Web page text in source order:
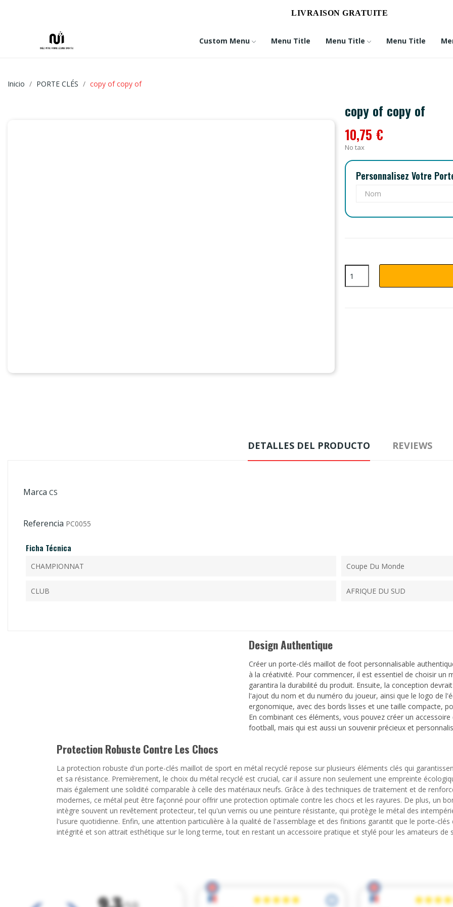
LIVRAISON GRATUITE
Custom Menu Menu Title Menu Title Menu Title
Inicio PORTE CLÉS copy of copy of
copy of copy of
10,75 €
No tax
Personnalisez Votre
DETALLES DEL PRODUCTO REVIEWS
Marca CS
Referencia PC0055
Ficha Técnica
CHAMPIONNAT Coupe Du Monde
CLUB AFRIQUE DU SUD
Design Authentique
Créer un porte-clés maillot de foot personnalisable
à la créativité. Pour commencer, il est essentiel de choisir un
garantira la durabilité du produit. Ensuite, la conception
l'ajout du nom et du numéro du joueur, ainsi que le logo de
ergonomique, avec des bords lisses et une taille compacte,
En combinant ces éléments, vous pouvez créer un
football, mais qui est aussi un souvenir précieux et
Protection Robuste Contre Les Chocs
La protection robuste d'un porte-clés maillot de sport en métal recyclé repose sur plusieurs éléments clés qui
et sa résistance. Premièrement, le choix du métal recyclé est crucial, car il assure non seulement une empreinte
mais également une solidité comparable à celle des matériaux neufs. Grâce à des techniques de traitement et de
modernes, ce métal peut être façonné pour offrir une protection optimale contre les chocs et les rayures. De plus, un
intègre souvent un revêtement protecteur, tel qu'un vernis ou une peinture résistante, qui protège le métal des
l'usure quotidienne. Enfin, une attention particulière à la qualité de l'assemblage et des finitions garantit que le porte-clés
intégrité et son attrait esthétique sur le long terme, tout en restant un accessoire pratique et stylé pour les amateurs de